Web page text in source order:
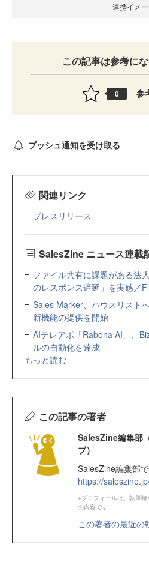
連携イメ
この記事は参考に
0 参
プッシュ通知を受け取る
関連リンク
プレスリリース
SalesZine ニュース連載
ファイル共有に課題がある法
のレスポンス遅延」を実感／
Sales Marker、ハウスリスト
新機能の提供を開始
AIテレアポ「Rabona AI」、
ルの自動化を達成
もっと読む
この記事の著者
SalesZine編集部
ブ）
SalesZine編集部
https://
※プロフィールは、執筆
の内容です
この著者の最近の